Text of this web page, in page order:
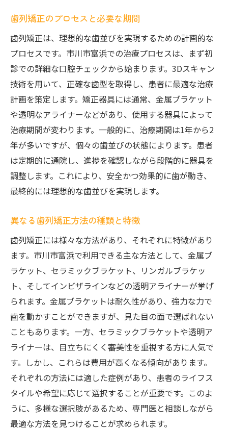
治療のビフォー・アフターを知る
市川市富浜の患者さんからのフィードバッ
自信を持てる笑顔を手に入れるために
健康的な笑顔を手に入れるための歯列矯正の重
要性
健康的な歯並びがもたらすメリット
歯列矯正による健康維持の重要性
市川市富浜で得られる健康的な笑顔
歯科医が考える矯正の必要性
矯正治療による生活の質の向上
市川市富浜で選ばれる理由とは？歯列矯正の魅
力
市川市富浜が提供する特別な治療環境
地元で愛されるクリニックの特徴
市川市富浜の歯列矯正成功体験
地域密着型の治療サービスの利点
市川市富浜での歯科医との信頼関係
市川市富浜が選ばれる理由とその魅力
未来の笑顔を左右する歯列矯正方法の選び方
あなたの未来に合う矯正方法を見つけよう
長期的視点から考える矯正の選択肢
歯列矯正のプロセスと必要な期間
歯列矯正は、理想的な歯並びを実現するための計画的な
プロセスです。市川市富浜での治療プロセスは、まず初
診での詳細な口腔チェックから始まります。3Dスキャン
技術を用いて、正確な歯型を取得し、患者に最適な治療
計画を策定します。矯正器具には通常、金属ブラケット
や透明なアライナーなどがあり、使用する器具によって
治療期間が変わります。一般的に、治療期間は1年から2
年が多いですが、個々の歯並びの状態によります。患者
は定期的に通院し、進捗を確認しながら段階的に器具を
調整します。これにより、安全かつ効果的に歯が動き、
最終的には理想的な歯並びを実現します。
異なる歯列矯正方法の種類と特徴
歯列矯正には様々な方法があり、それぞれに特徴があり
ます。市川市富浜で利用できる主な方法として、金属ブ
ラケット、セラミックブラケット、リンガルブラケッ
ト、そしてインビザラインなどの透明アライナーが挙げ
られます。金属ブラケットは耐久性があり、強力な力で
歯を動かすことができますが、見た目の面で選ばれない
こともあります。一方、セラミックブラケットや透明ア
ライナーは、目立ちにくく審美性を重視する方に人気で
す。しかし、これらは費用が高くなる傾向があります。
それぞれの方法には適した症例があり、患者のライフス
タイルや希望に応じて選択することが重要です。このよ
うに、多様な選択肢があるため、専門医と相談しながら
最適な方法を見つけることが求められます。